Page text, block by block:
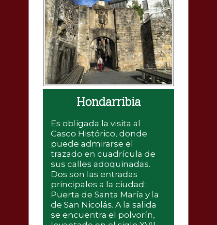
Hondarribia
Es obligada la visita al
Casco Histórico, donde
puede admirarse el
trazado en cuadrícula de
sus calles adoquinadas.
Dos son las entradas
principales a la ciudad:
Puerta de Santa María y la
de San Nicolás. A la salida
se encuentra el polvorín,